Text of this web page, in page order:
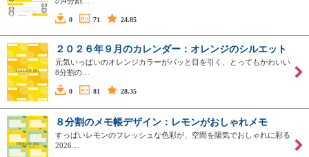
0 71 24.85
２０２６年９月のカレンダー：オレンジのシルエット
元気いっぱいのオレンジカラーがパッと目を引く、とってもかわいい
8分割の…
0 81 28.35
８分割のメモ帳デザイン：レモンがおしゃれメモ
すっぱいレモンのフレッシュな色彩が、空間を陽気でおしゃれに彩る
2026…